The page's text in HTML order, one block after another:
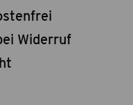
Widerruf